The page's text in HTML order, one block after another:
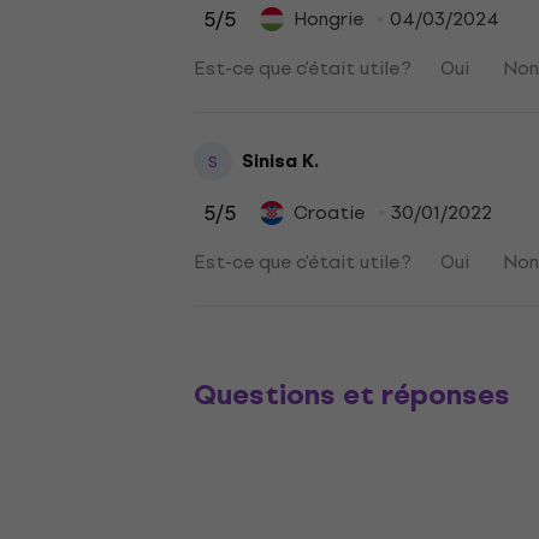
5/5 Hongrie
04/03/2024
Est-ce que c'était utile ?
Oui Non
S Sinisa K.
5/5 Croatie
30/01/2022
Est-ce que c'était utile ?
Oui Non
Questions et réponses